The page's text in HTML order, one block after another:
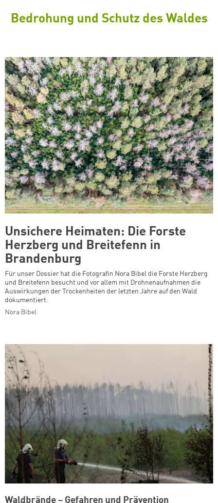
Bedrohung und Schutz des Waldes
Unsichere Heimaten: Die Forste
Herzberg und Breitefenn in
Brandenburg
Für unser Dossier hat die Fotografin Nora Bibel die Forste Herzberg
und Breitefenn besucht und vor allem mit Drohnenaufnahmen die
Auswirkungen der Trockenheiten der letzten Jahre auf den Wald
dokumentiert.
Nora Bibel
Waldbrände – Gefahren und Prävention